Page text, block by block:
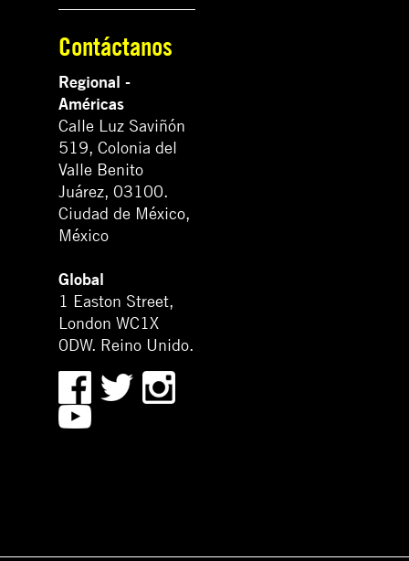
Contáctanos
Regional -
Américas
Calle Luz Saviñón
519, Colonia del
Valle Benito
Juárez, 03100.
Ciudad de México,
México
Global
1 Easton Street,
London WC1X
0DW. Reino Unido.